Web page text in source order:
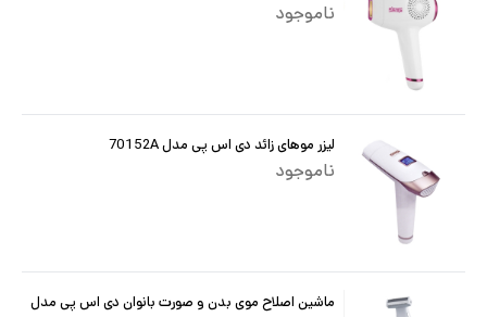
ناموجود
لیزر موهای زائد دی اس پی مدل 70152A
ناموجود
ماشین اصلاح موی بدن و صورت بانوان دی اس پی مدل